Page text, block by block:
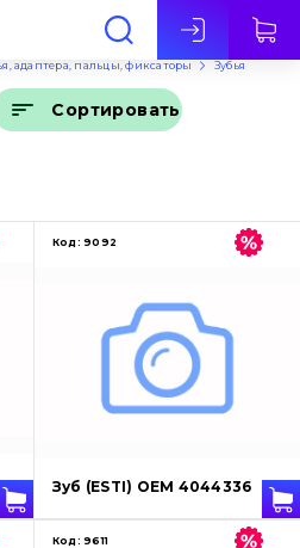
адаптера, пальцы, фиксаторы Зубья
Сортировать
Код: 9092
Зуб (ESTI) OEM 4044336
Код: 9611